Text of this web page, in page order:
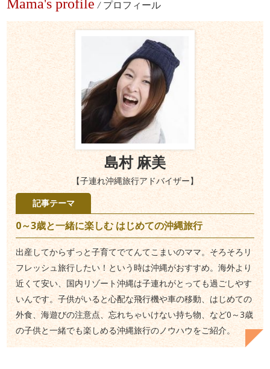
Mama's profile / プロフィール
島村 麻美
【子連れ沖縄旅行アドバイザー】
記事テーマ
0～3歳と一緒に楽しむ はじめての沖縄旅行
出産してからずっと子育てでてんてこまいのママ。そろそろリ
フレッシュ旅行したい！という時は沖縄がおすすめ。海外より
近くて安い、国内リゾート沖縄は子連れがとっても過ごしやす
いんです。子供がいると心配な飛行機や車の移動、はじめての
外食、海遊びの注意点、忘れちゃいけない持ち物、など0～3歳
の子供と一緒でも楽しめる沖縄旅行のノウハウをご紹介。